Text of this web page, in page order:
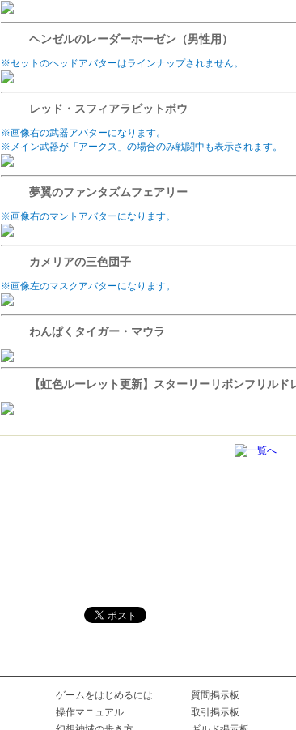
ヘンゼルのレーダーホーゼン（男性用）
※セットのヘッドアバターはラインナップされません。
レッド・スフィアラビットボウ
※画像右の武器アバターになります。
※メイン武器が「アークス」の場合のみ戦闘中も表示されます。
夢翼のファンタズムフェアリー
※画像右のマントアバターになります。
カメリアの三色団子
※画像左のマスクアバターになります。
わんぱくタイガー・マウラ
【虹色ルーレット更新】スターリーリボンフリルド
ゲームをはじめるには
操作マニュアル
質問掲示板
取引掲示板